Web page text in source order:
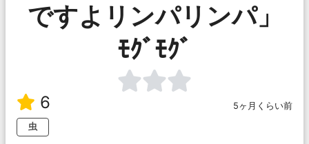
ですよリンパリンパ」
ﾓｸﾞﾓｸﾞ
6
5ヶ月くらい前
虫